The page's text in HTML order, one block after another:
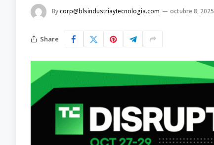
Bycorp@blsindustriaytecnologia.com octubre 8, 2025
Share